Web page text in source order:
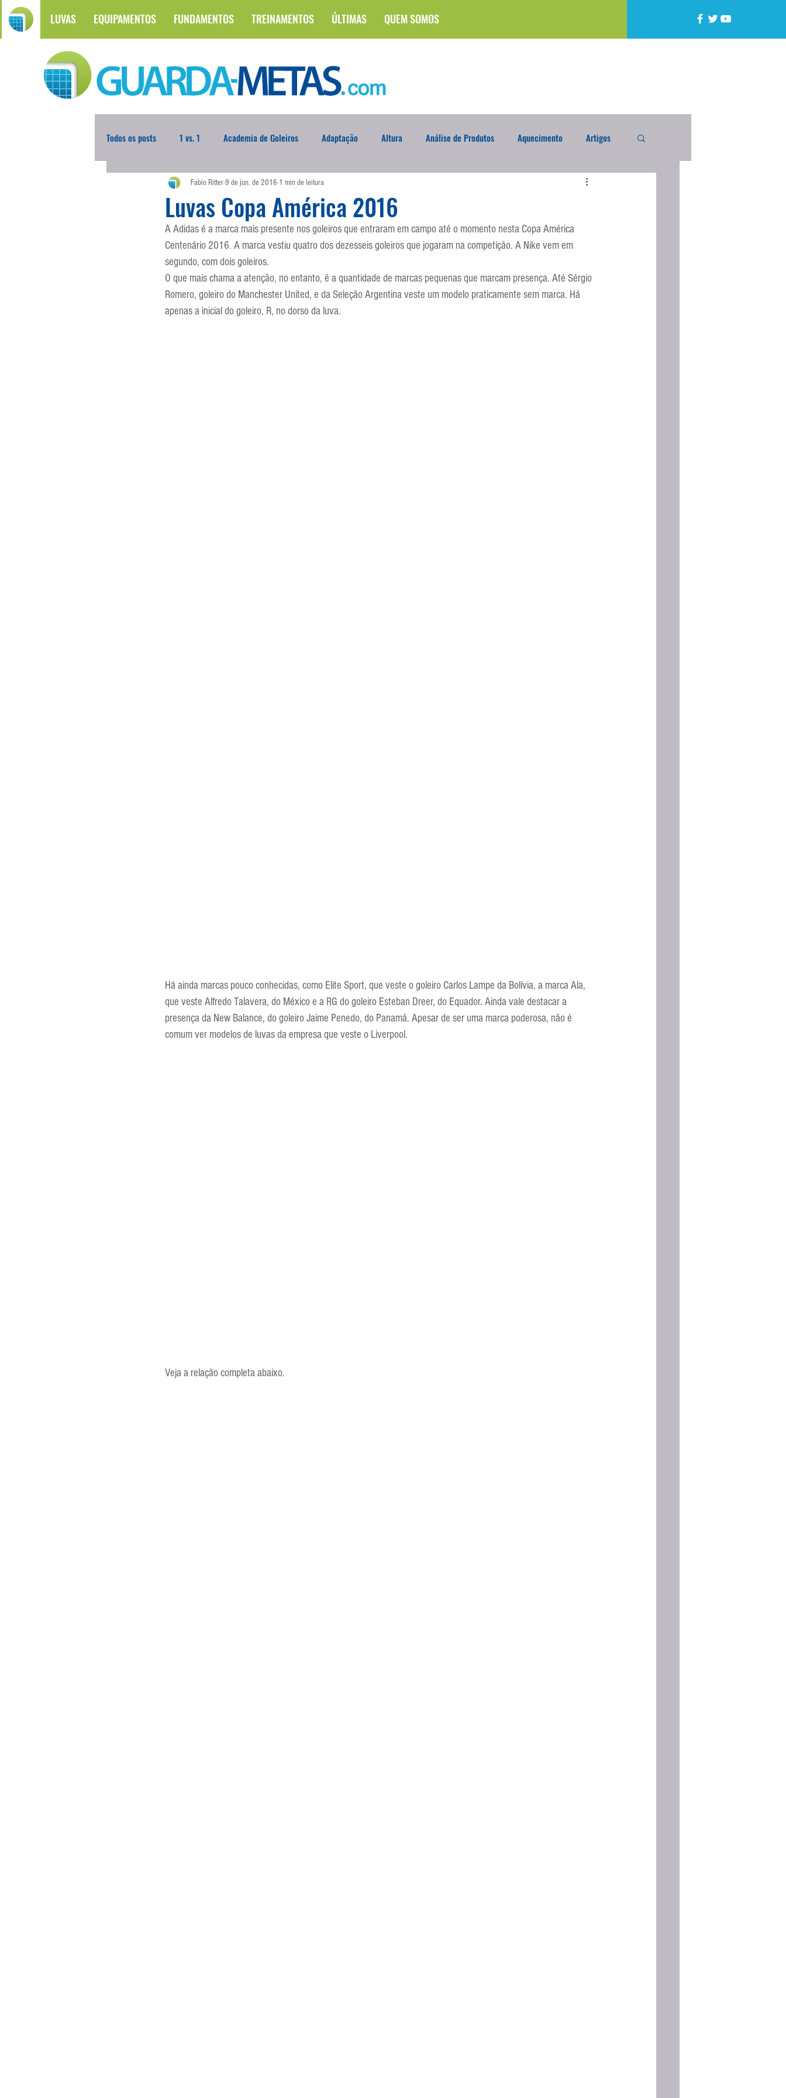
LUVAS EQUIPAMENTOS FUNDAMENTOS TREINAMENTOS ÚLTIMAS QUEM SOMOS
Todos os posts 1 vs. 1 Academia de Goleiros Adaptação Altura Análise de Produtos Aquecimento Artigos
Atualidades Blogoleiro da Semana Brasileirão Compra Exterior
Comunicação Copa do Mundo Curso Defesa da Semana Deslocamento DVD Encaixada Enquete
Entrevistas Equipamentos Escola Alemã Escola Americana Escola Argentina Escola Espanhola
Luvas Copa América 2016
Fabio Ritter9 de jun. de 2016 1 min de leitura
A Adidas é a marca mais presente nos goleiros que entraram em campo até o momento nesta Copa América
Centenário 2016. A marca vestiu quatro dos dezesseis goleiros que jogaram na competição. A Nike vem em
segundo, com dois goleiros.
O que mais chama a atenção, no entanto, é a quantidade de marcas pequenas que marcam presença. Até Sérgio
Romero, goleiro do Manchester United, e da Seleção Argentina veste um modelo praticamente sem marca. Há
apenas a inicial do goleiro, R, no dorso da luva.
Há ainda marcas pouco conhecidas, como Elite Sport, que veste o goleiro Carlos Lampe da Bolívia, a marca Ala,
que veste Alfredo Talavera, do México e a RG do goleiro Esteban Dreer, do Equador. Ainda vale destacar a
presença da New Balance, do goleiro Jaime Penedo, do Panamá. Apesar de ser uma marca poderosa, não é
comum ver modelos de luvas da empresa que veste o Liverpool.
Veja a relação completa abaixo.